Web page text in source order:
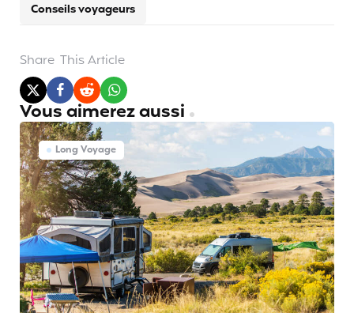
Conseils voyageurs
Share This Article
Vous aimerez aussi
Long Voyage